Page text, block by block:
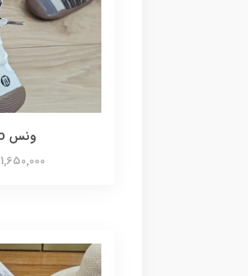
ونس logo
1,650,000 تومان